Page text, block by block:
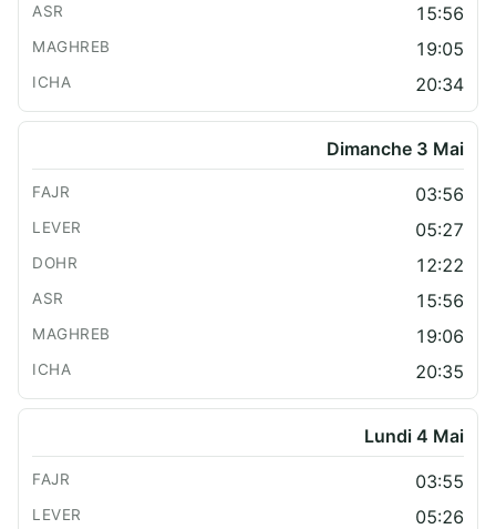
15:56
19:05
20:34
Dimanche 3 Mai
03:56
05:27
12:22
15:56
19:06
20:35
Lundi 4 Mai
03:55
05:26